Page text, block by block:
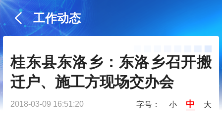
工作动态
桂东县东洛乡：东洛乡召开搬
迁户、施工方现场交办会
2018-03-09 16:51:20 字号： 小 中 大